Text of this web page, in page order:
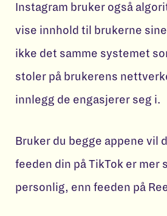
Instagram bruker også
vise innhold til brukerne
ikke det samme systemet
stoler på brukerens
innlegg de engasjerer seg i.
Bruker du begge appene vil
feeden din på TikTok er mer
personlig, enn feeden på